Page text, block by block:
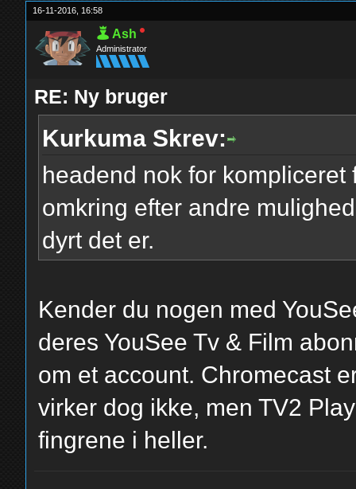
16-11-2016, 16:58
Ash
Administrator
RE: Ny bruger
Kurkuma Skrev:
headend nok for
omkring efter andre
dyrt det er.
Kender du nogen med
deres YouSee Tv & Film
om et account. Chromecast
virker dog ikke, men TV2
fingrene i heller.